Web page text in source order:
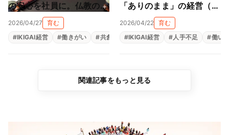
の安心を社員に。仏教の教
えと親心が育む「共にあ
る」経営（尾張陸運株式会
社）
2026/04/27
育む
#IKIGAI経営 #働きがい #共創 #生きがい 福利厚生 組織改革
「ありのまま」の経営（上
村陶磁器株式会社）
2026/04/22 育む
#IKIGAI経営 #人手不足 #働い
関連記事をもっと見る